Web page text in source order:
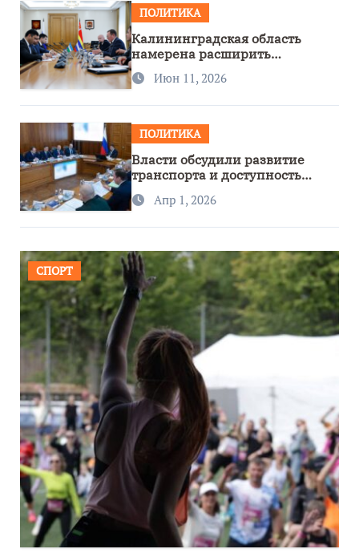
ПОЛИТИКА
Калининградская область
намерена расширить
сотрудничество с Узбекистаном
Июн 11, 2026
ПОЛИТИКА
Власти обсудили развитие
транспорта и доступность
региона
Апр 1, 2026
СПОРТ